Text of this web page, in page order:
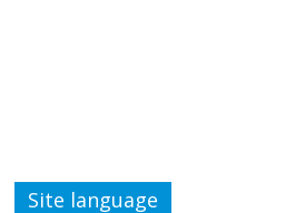
Site language